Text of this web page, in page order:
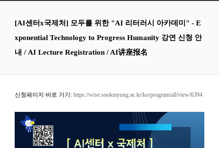
[AI센터x국제처] 모두를 위한 "AI 리터러시 아카데미" - E
xponential Technology to Progress Humanity 강연 신청 안
내 / AI Lecture Registration / AI讲座报名
신청페이지 바로 가기: https://wise.sookmyung.ac.kr/ko/program/all/view/6394